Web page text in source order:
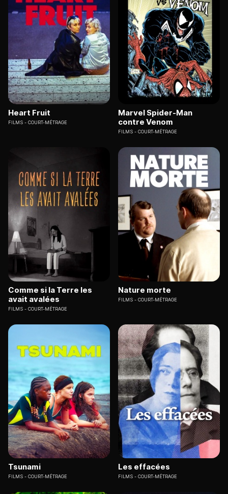
Heart Fruit
FILMS COURT-MÉTRAGE
Marvel Spider-Man
contre Venom
FILMS COURT-MÉTRAGE
Comme si la Terre les
avait avalées
FILMS COURT-MÉTRAGE
Nature morte
FILMS COURT-MÉTRAGE
Tsunami
FILMS COURT-MÉTRAGE
Les effacées
FILMS COURT-MÉTRAGE